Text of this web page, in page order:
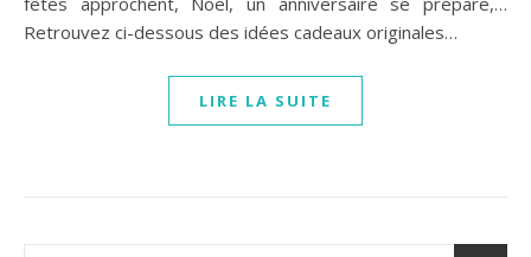
Retrouvez ci-dessous des idées cadeaux originales…
LIRE LA SUITE